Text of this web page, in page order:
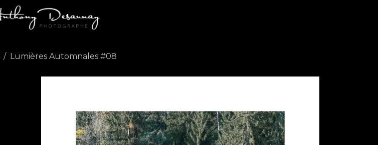
Lumières Automnales #08